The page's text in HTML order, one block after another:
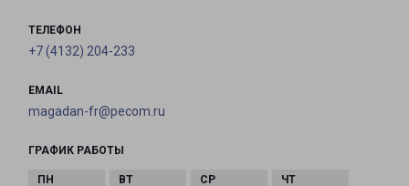
ТЕЛЕФОН
+7 (4132) 204-233
EMAIL
magadan-fr@pecom.ru
ГРАФИК РАБОТЫ